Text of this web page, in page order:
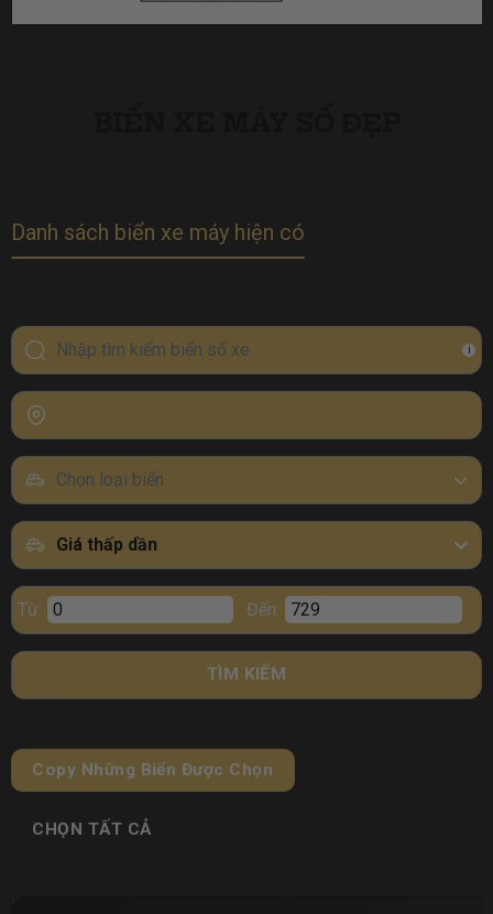
Danh sách biển xe máy hiện có
i
Chọn loại biển
Giá thấp dần
Từ: Đến:
TÌM KIẾM
Copy Những Biển Được Chọn
CHỌN TẤT CẢ